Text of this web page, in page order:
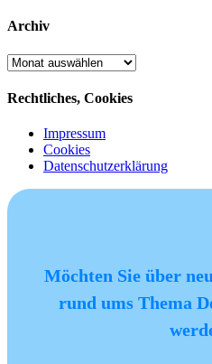
Archiv
Archiv
Rechtliches, Cookies
Impressum
Cookies
Datenschutzerklärung
Möchten Sie über
rund ums Thema